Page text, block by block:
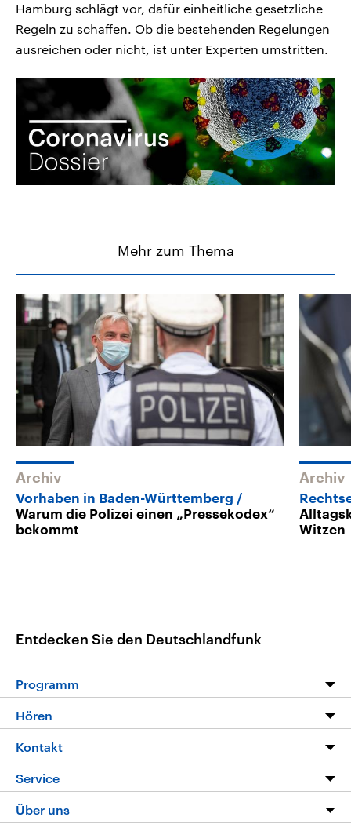
Hamburg schlägt vor, dafür einheitliche gesetzliche
Regeln zu schaffen. Ob die bestehenden Regelungen
ausreichen oder nicht, ist unter Experten umstritten.
Mehr zum Thema
Archiv
Vorhaben in Baden-Württemberg
Warum die Polizei einen „Pressekodex“
bekommt
Archiv
Witzen
Entdecken Sie den Deutschlandfunk
Programm
Programm
Die Nachrichten
Nachrichtenleicht
Neue Beiträge auf dlf.de
Hören
Livestream
Podcasts
Deutschlandfunk App
Kontakt
Hörerservice
Service
FAQ
Über uns